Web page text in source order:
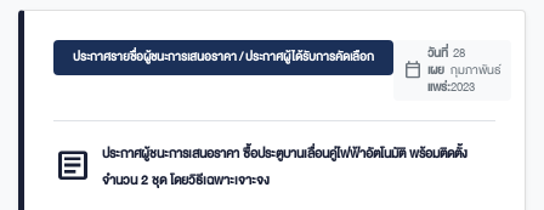
ประกาศรายชื่อผู้ชนะการเสนอราคา / ประกาศผู้ได้รับการคัดเลือก
calendar_today
วันที่
เผย
แพร่:
28
กุมภาพันธ์
2023
article
ประกาศผู้ชนะการเสนอราคา ซื้อประตูบานเลื่อนคู่ไฟฟ้าอัตโนมัติ พร้อมติดตั้ง
จำนวน 2 ชุด โดยวิธีเฉพาะเจาะจง